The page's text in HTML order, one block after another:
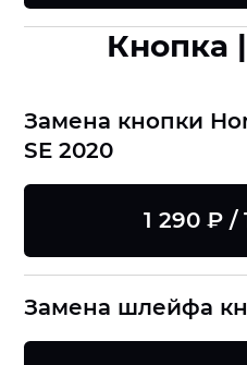
Кнопка
Замена кнопки
SE 2020
1 290 ₽ /
Замена шлейфа